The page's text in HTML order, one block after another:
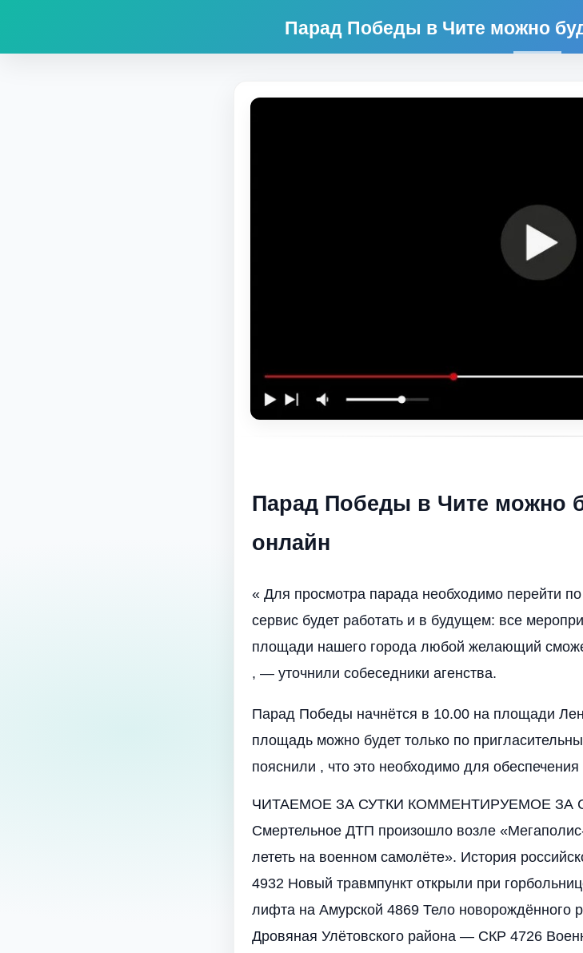
Парад Победы в Чите можно
Парад Победы в Чите можно
онлайн
« Для просмотра парада необходимо перейти
сервис будет работать и в будущем: все
площади нашего города любой желающий
, — уточнили собеседники агенства.
Парад Победы начнётся в 10.00 на площади
площадь можно будет только по
пояснили , что это необходимо для
ЧИТАЕМОЕ ЗА СУТКИ КОММЕНТИРУЕМОЕ ЗА
Смертельное ДТП произошло возле
лететь на военном самолёте». История
4932 Новый травмпункт открыли при
лифта на Амурской 4869 Тело новорождённого
Дровяная Улётовского района — СКР 4726